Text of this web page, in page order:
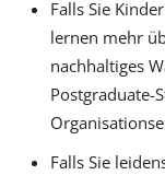
Falls Sie
lernen mehr
nachhaltiges
Postgraduate-
Falls Sie